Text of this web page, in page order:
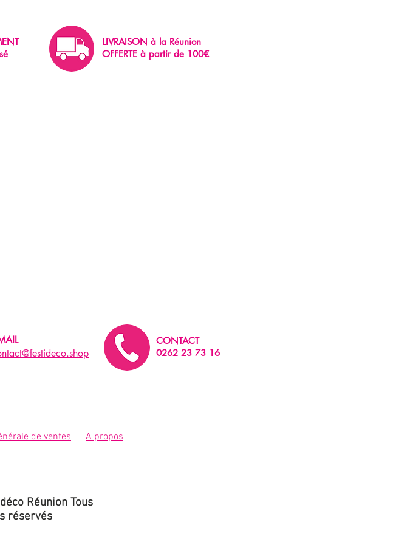
LIVRAISON à la Réunion
OFFERTE à partir de 100€
CONTACT
0262 23 73 16
de ventes A propos
Réunion Tous
réservés